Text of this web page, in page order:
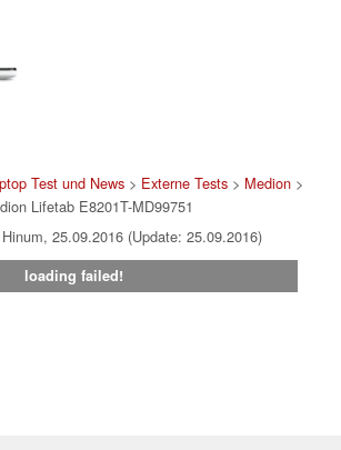
Test und News> Externe Tests> Medion>
Lifetab E8201T-MD99751
25.09.2016 (Update: 25.09.2016)
loading failed!